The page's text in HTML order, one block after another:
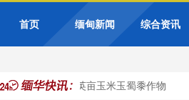
首页 缅甸新闻 综合资讯
划种植3千多英亩玉米玉蜀黍作物